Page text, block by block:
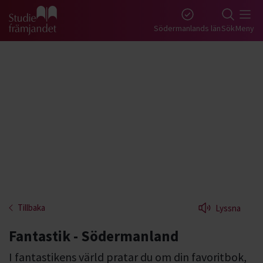
Gå till studiefrämjandets startsida Södermanlands länSökMeny
Tillbaka Lyssna
Fantastik - Södermanland
I fantastikens värld pratar du om din favoritbok,